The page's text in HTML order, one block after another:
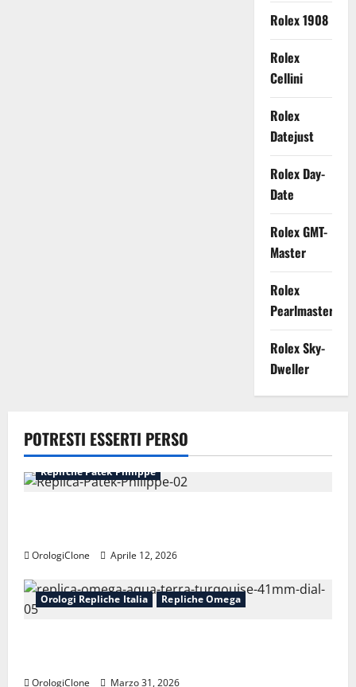
Rolex 1908
Rolex
Cellini
Rolex
Datejust
Rolex Day-
Date
Rolex GMT-
Master
Rolex
Pearlmaster
Rolex Sky-
Dweller
POTRESTI ESSERTI PERSO
Repliche Patek Philippe
OrologiClone Aprile 12, 2026
Orologi Repliche Italia Repliche Omega
OrologiClone Marzo 31, 2026